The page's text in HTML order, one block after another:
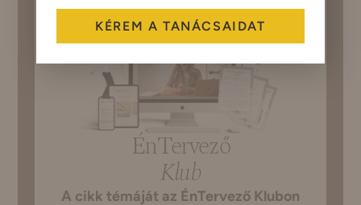
ÉnTervező
Klub
A cikk témáját az ÉnTervező Klubon
KÉREM A TANÁCSAIDAT